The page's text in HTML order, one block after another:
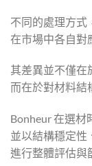
不同的處理方式
在市場中各自對
其差異並不僅在
而在於對材料結
Bonheur 在選材
並以結構穩定性
進行整體評估與